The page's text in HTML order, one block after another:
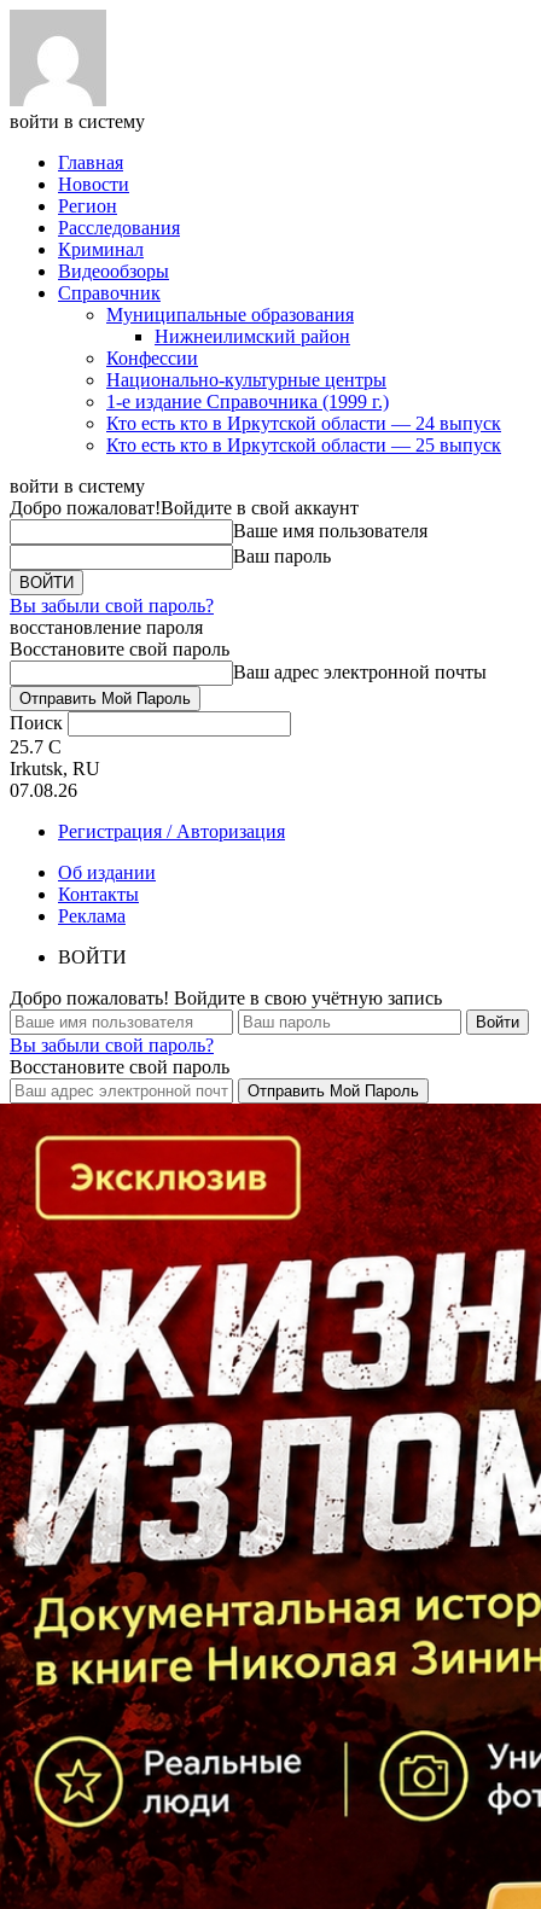
войти в систему
Главная
Новости
Регион
Расследования
Криминал
Видеообзоры
Справочник
Муниципальные образования
Нижнеилимский район
Конфессии
Национально-культурные центры
1-е издание Справочника (1999 г.)
Кто есть кто в Иркутской области — 24 выпуск
Кто есть кто в Иркутской области — 25 выпуск
войти в систему
Добро пожаловат!Войдите в свой аккаунт
Ваше имя пользователя
Ваш пароль
Вы забыли свой пароль?
восстановление пароля
Восстановите свой пароль
Ваш адрес электронной почты
Поиск
25.7 C
Irkutsk, RU
07.08.26
Регистрация / Авторизация
Об издании
Контакты
Реклама
ВОЙТИ
Добро пожаловать! Войдите в свою учётную запись
Вы забыли свой пароль?
Восстановите свой пароль
Кто есть кто в Байкальском регионе